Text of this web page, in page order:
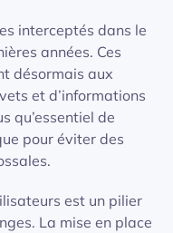
interceptés dans le
années. Ces
désormais aux
et d’informations
qu’essentiel de
pour éviter des
est un pilier
La mise en place